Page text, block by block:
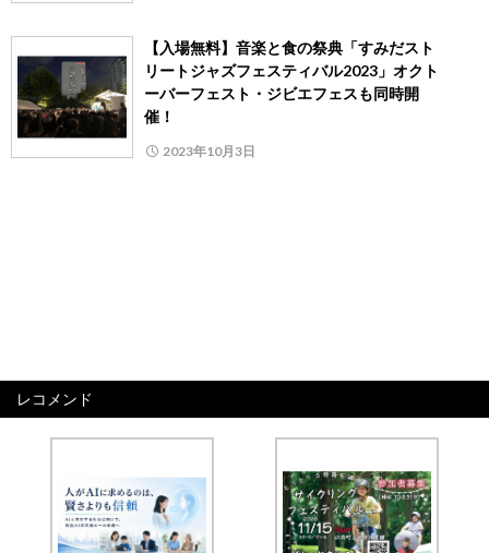
【入場無料】音楽と食の祭典「すみだスト
リートジャズフェスティバル2023」オクト
ーバーフェスト・ジビエフェスも同時開
催！
2023年10月3日
レコメンド